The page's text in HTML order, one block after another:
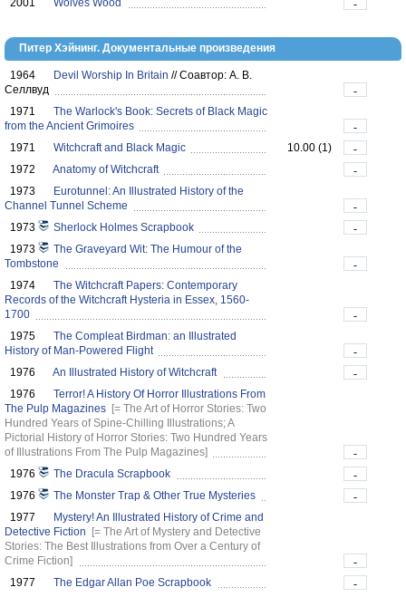
2001 Wolves Wood -
Питер Хэйнинг. Документальные произведения
1964 Devil Worship In Britain //Соавтор: А. В.
Селлвуд
-
1971
The Warlock's Book: Secrets of Black Magic
from the Ancient Grimoires
-
1971
Witchcraft and Black Magic 10.00 (1)
-
1972
Anatomy of Witchcraft
-
1973
Eurotunnel: An Illustrated History of the
Channel Tunnel Scheme
-
1973
Sherlock Holmes Scrapbook
-
1973
The Graveyard Wit: The Humour of the
Tombstone
-
1974
The Witchcraft Papers: Contemporary
Records of the Witchcraft Hysteria in Essex, 1560-
1700
-
1975
The Compleat Birdman: an Illustrated
History of Man-Powered Flight
-
1976
An Illustrated History of Witchcraft
-
1976
Terror! A History Of Horror Illustrations From
The Pulp Magazines [= The Art of Horror Stories: Two
Hundred Years of Spine-Chilling Illustrations; A
Pictorial History of Horror Stories: Two Hundred Years
of Illustrations From The Pulp Magazines]
-
1976
The Dracula Scrapbook
-
1976
The Monster Trap & Other True Mysteries
-
1977
Mystery! An Illustrated History of Crime and
Detective Fiction
[= The Art of Mystery and Detective
Stories: The Best Illustrations from Over a Century of
Crime Fiction]
-
1977
The Edgar Allan Poe Scrapbook
-